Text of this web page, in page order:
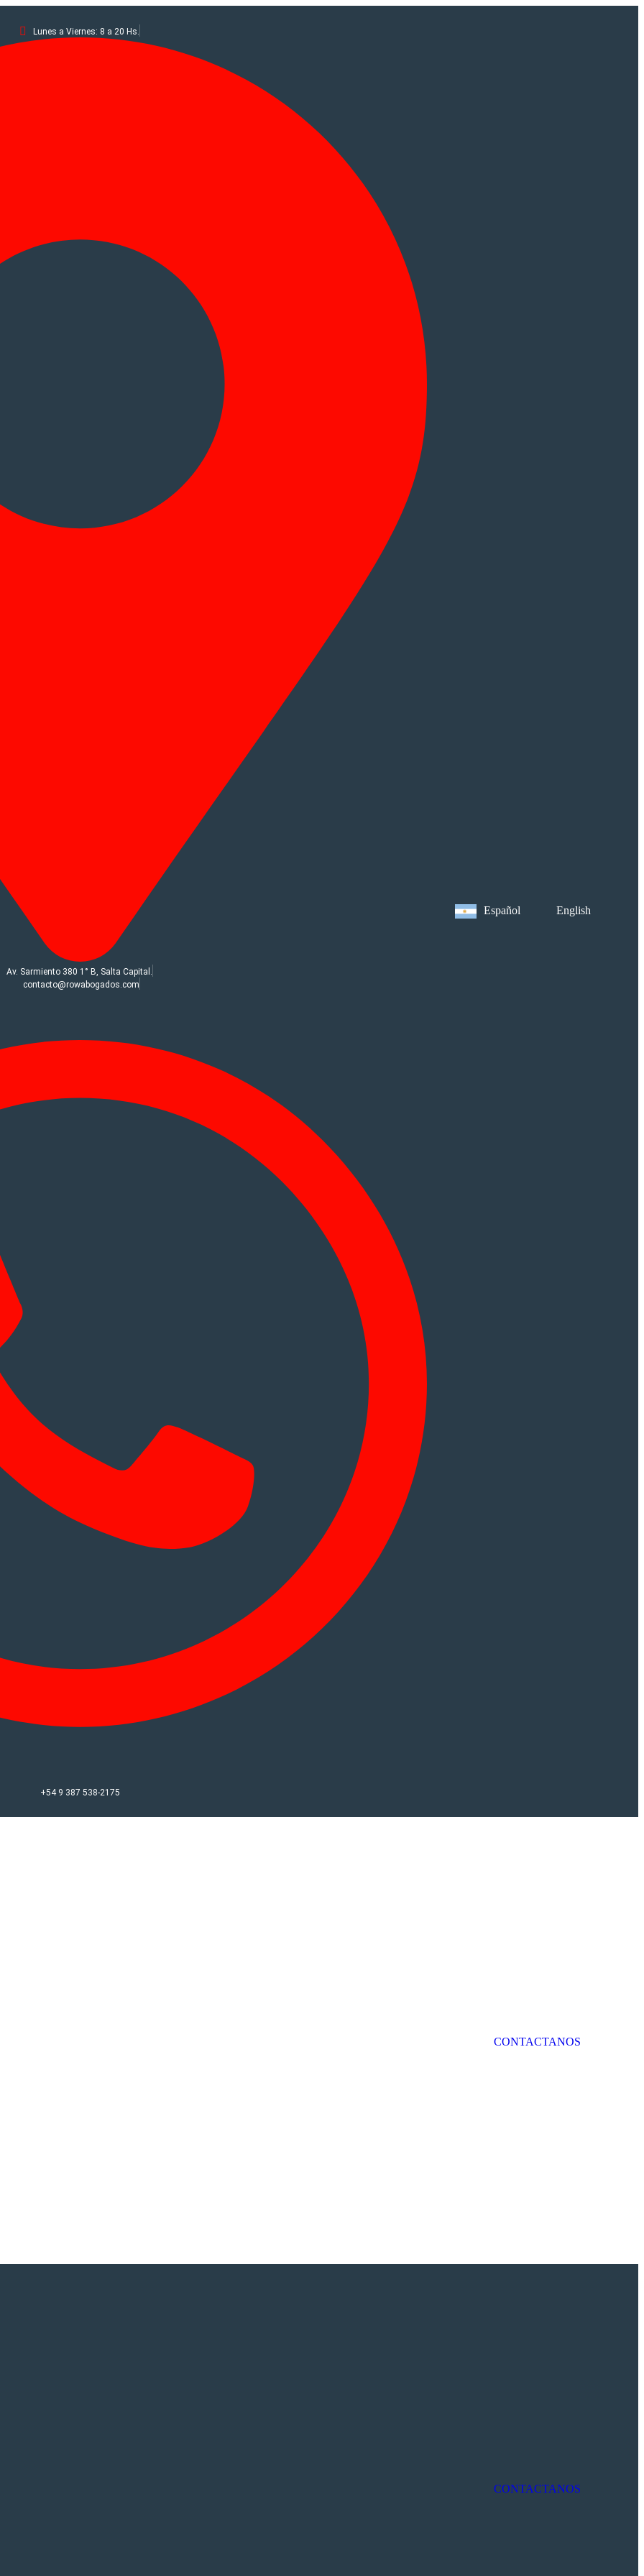
Lunes a Viernes: 8 a 20 Hs.
Av. Sarmiento 380 1° B, Salta Capital.
contacto@rowabogados.com
+54 9 387 538-2175
Español English
CONTACTANOS
CONTACTANOS